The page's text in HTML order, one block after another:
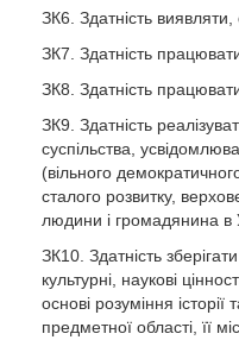
ЗК6. Здатність
ЗК7. Здатність
ЗК8. Здатність
ЗК9. Здатність
суспільства,
(вільного
сталого розвитку,
людини і громадянина в
ЗК10. Здатність
культурні, наукові
основі розуміння
предметної області, її